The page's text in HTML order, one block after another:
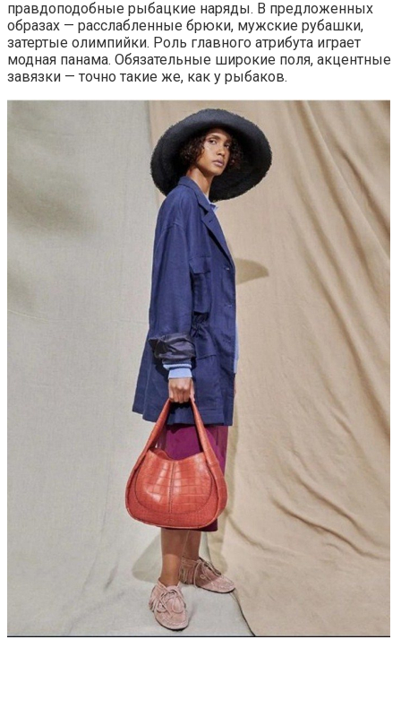
правдоподобные рыбацкие наряды. В предложенных
образах — расслабленные брюки, мужские рубашки,
затертые олимпийки. Роль главного атрибута играет
модная панама. Обязательные широкие поля, акцентные
завязки — точно такие же, как у рыбаков.